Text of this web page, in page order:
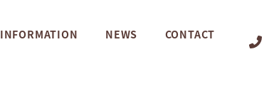
INFORMATION NEWS CONTACT